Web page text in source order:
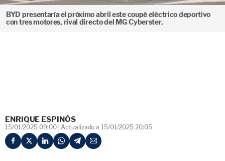
BYD presentaría el próximo abril este coupé eléctrico deportivo
con tres motores, rival directo del MG Cyberster.
ENRIQUE ESPINÓS
15/01/2025 09:00 Actualizado a 15/01/2025 20:05